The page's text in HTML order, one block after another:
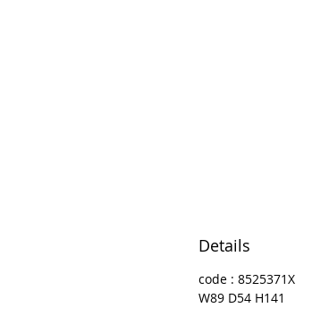
Details
code : 8525371X
W89 D54 H141